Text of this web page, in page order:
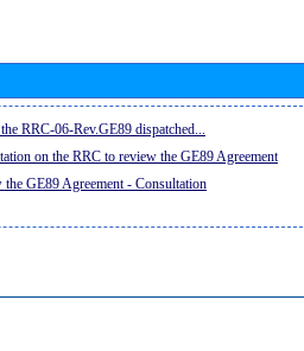
RRC-06-Rev.GE89 dispatched...
on the RRC to review the GE89 Agreement
GE89 Agreement - Consultation